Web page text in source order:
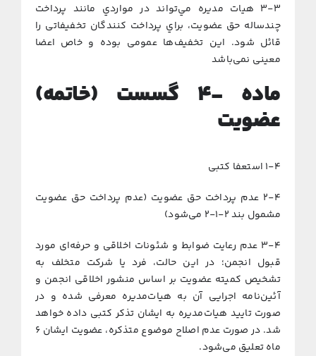
۳-۳ هيات مديره مي‌تواند در مواردي مانند پرداخت
چندساله حق عضويت، براي پرداخت كنندگان تخفيفاتی را
قائل شود. اين تخفيف‌ها عمومی بوده و خاص اعضا
معينی نمی‌باشد
ﻣﺎده -۴ ﮔﺴﺴﺖ (ﺧﺎﺗﻤﻪ)
ﻋﻀﻮﻳﺖ
۱-۴ اﺳﺘﻌﻔﺎ کتبی
۲-۴ ﻋﺪم ﭘﺮداﺧﺖ ﺣﻖ ﻋﻀﻮﻳﺖ (ﻋﺪم ﭘﺮداﺧﺖ ﺣﻖ ﻋﻀﻮﻳﺖ
ﻣﺸﻤﻮل ﺑﻨﺪ ۲-۱-۲ میﺷﻮد)
۳-۴ ﻋﺪم رﻋﺎﻳﺖ ﺿﻮاﺑﻂ و ﺷﺌﻮﻧﺎت اﺧﻼقی و ﺣﺮﻓﻪای ﻣﻮرد
ﻗﺒﻮل اﻧﺠﻤﻦ؛ در اﻳﻦ ﺣﺎﻟﺖ، ﻓﺮد ﻳﺎ ﺷﺮﻛﺖ ﻣﺘﺨﻠﻒ ﺑﻪ
ﺗﺸﺨﻴﺺ ﻛﻤﻴﺘﻪ ﻋﻀﻮﻳﺖ ﺑﺮ اﺳﺎس ﻣﻨﺸﻮر اﺧﻼقی اﻧﺠﻤﻦ و
آﺋﻴﻦﻧﺎﻣﻪ اﺟﺮایی آن ﺑﻪ ﻫﻴﺎتﻣﺪﻳﺮه ﻣﻌﺮفی ﺷﺪه و در
ﺻﻮرت ﺗﺎﻳﻴﺪ ﻫﻴﺎت‌ﻣﺪﻳﺮه ﺑﻪ ایشان ﺗﺬﻛﺮ کتبی داده ﺧﻮاﻫﺪ
ﺷﺪ. در ﺻﻮرت ﻋﺪم اﺻﻼح ﻣﻮﺿﻮع ﻣﺘﺬﻛﺮه، ﻋﻀﻮﻳﺖ اﻳﺸﺎن ۶
ﻣﺎه ﺗﻌﻠﻴﻖ می‌شود.